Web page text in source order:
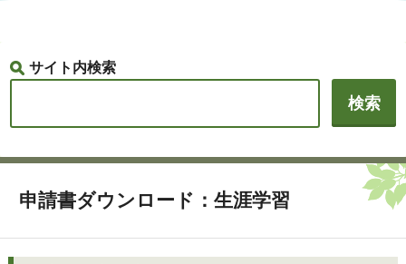
サイト内検索
申請書ダウンロード：生涯学習